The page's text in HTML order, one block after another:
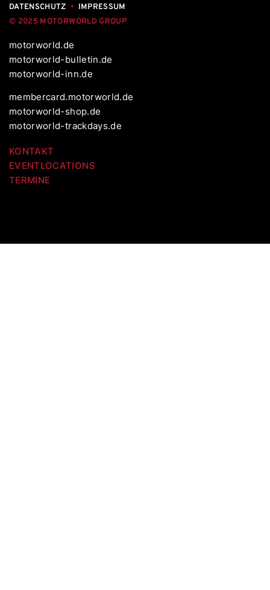
DATENSCHUTZ • IMPRESSUM
© 2025 MOTORWORLD GROUP
motorworld.de
motorworld-bulletin.de
motorworld-inn.de
membercard.motorworld.de
motorworld-shop.de
motorworld-trackdays.de
KONTAKT
EVENTLOCATIONS
TERMINE